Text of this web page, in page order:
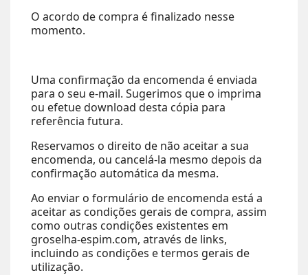
O acordo de compra é finalizado nesse
momento.
Uma confirmação da encomenda é enviada
para o seu e-mail. Sugerimos que o imprima
ou efetue download desta cópia para
referência futura.
Reservamos o direito de não aceitar a sua
encomenda, ou cancelá-la mesmo depois da
confirmação automática da mesma.
Ao enviar o formulário de encomenda está a
aceitar as condições gerais de compra, assim
como outras condições existentes em
groselha-espim.com, através de links,
incluindo as condições e termos gerais de
utilização.